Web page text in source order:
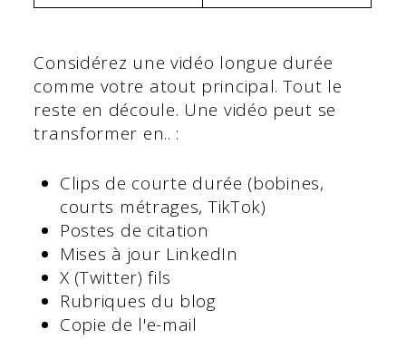
Considérez une vidéo longue durée
comme votre atout principal. Tout le
reste en découle. Une vidéo peut se
transformer en.. :
Clips de courte durée (bobines,
courts métrages, TikTok)
Postes de citation
Mises à jour LinkedIn
X (Twitter) fils
Rubriques du blog
Copie de l'e-mail